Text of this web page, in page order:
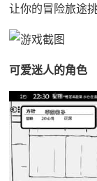
让你的冒险旅途
可爱迷人的角色